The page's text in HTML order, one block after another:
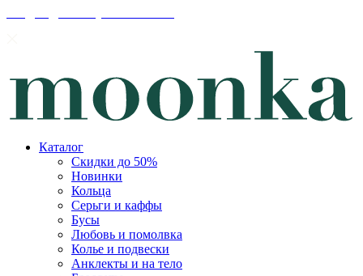
Каталог
Скидки до 50%
Новинки
Кольца
Серьги и каффы
Бусы
Любовь и помолвка
Колье и подвески
Анклекты и на тело